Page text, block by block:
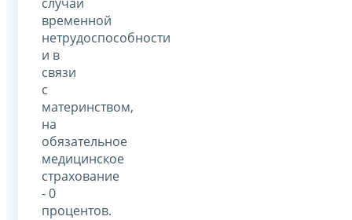
временной
нетрудоспособности
и в
связи
с
материнством,
на
обязательное
медицинское
страхование
- 0
процентов.